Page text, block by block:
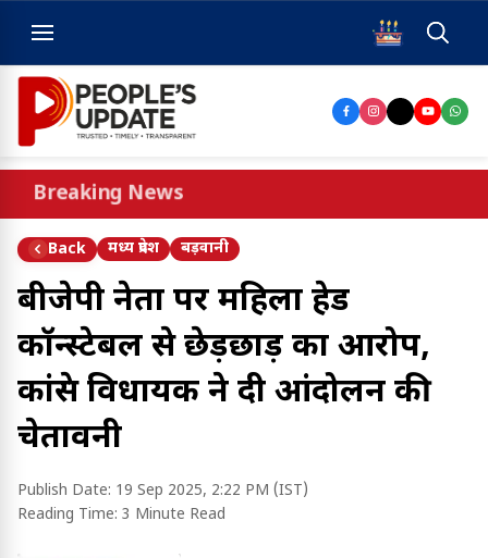
Breaking News
Back मध्य प्रदेश बड़वानी
बीजेपी नेता पर महिला हेड
कॉन्स्टेबल से छेड़छाड़ का आरोप,
कांग्रेस विधायक ने दी आंदोलन की
चेतावनी
Publish Date: 19 Sep 2025, 2:22 PM (IST)
Reading Time: 3 Minute Read